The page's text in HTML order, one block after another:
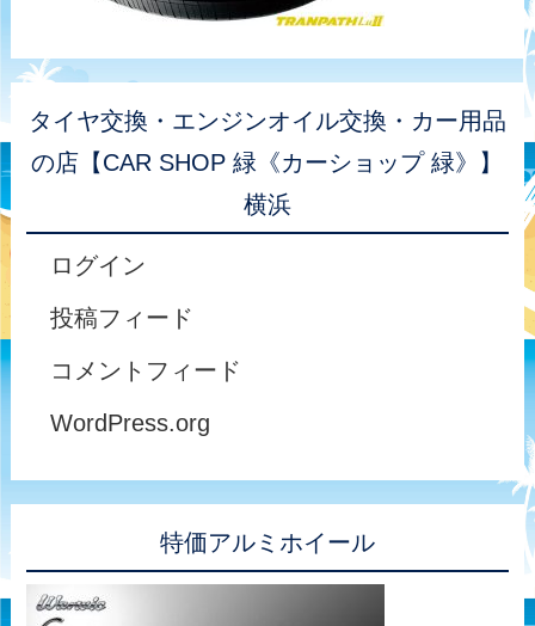
タイヤ交換・エンジンオイル交換・カー用品
の店【CAR SHOP 緑《カーショップ 緑》】
横浜
ログイン
投稿フィード
コメントフィード
WordPress.org
特価アルミホイール